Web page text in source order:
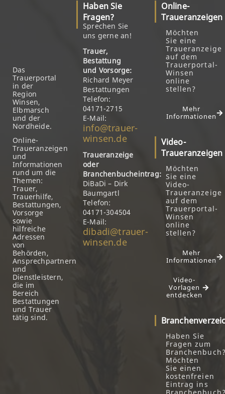
Das
Trauerportal
in der
Region
Winsen,
Elbmarsch
und der
Nordheide.
Online-
Traueranzeigen
und
Informationen
rund um die
Themen:
Trauer,
Trauerhilfe,
Bestattungen,
Vorsorge
sowie
hilfreiche
Adressen
von
Behörden,
Ansprechpartnern
und
Dienstleistern,
die im
Bereich
Bestattungen
und Trauer
tätig sind.
Haben Sie
Fragen?
Sprechen Sie
uns gerne an!
Trauer,
Bestattung
und Vorsorge:
Richard Meyer
Bestattungen
Telefon:
04171-2715
E-Mail:
info@trauer-
winsen.de
Traueranzeige
oder
Branchenbucheintrag:
DiBaDi – Dirk
Baumgartl
Telefon:
04171-304504
E-Mail:
dibadi@trauer-
winsen.de
Online-
Traueranzeigen
Möchten
Sie eine
Traueranzeige
auf dem
Trauerportal-
Winsen
online
stellen?
Mehr
Informationen
Video-
Traueranzeigen
Möchten
Sie eine
Video-
Traueranzeige
auf dem
Trauerportal-
Winsen
online
stellen?
Mehr
Informationen
Video-
Vorlagen
entdecken
Haben Sie
Fragen zum
Möchten
Sie einen
kostenfreien
Eintrag ins